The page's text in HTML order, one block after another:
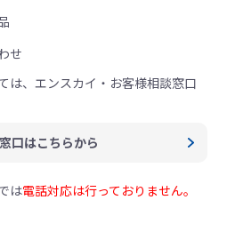
せ
は、エンスカイ・お客様相談窓口
口はこちらから
は電話対応は行っておりません。